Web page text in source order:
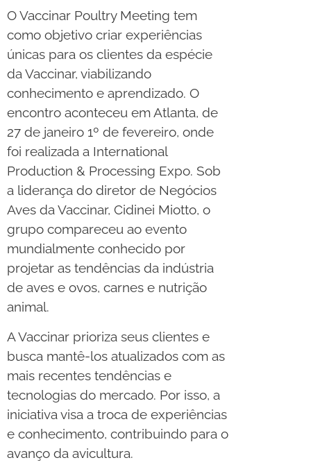
O Vaccinar Poultry Meeting tem
como objetivo criar experiências
únicas para os clientes da espécie
da Vaccinar, viabilizando
conhecimento e aprendizado. O
encontro aconteceu em Atlanta, de
27 de janeiro 1º de fevereiro, onde
foi realizada a International
Production & Processing Expo. Sob
a liderança do diretor de Negócios
Aves da Vaccinar, Cidinei Miotto, o
grupo compareceu ao evento
mundialmente conhecido por
projetar as tendências da indústria
de aves e ovos, carnes e nutrição
animal.
A Vaccinar prioriza seus clientes e
busca mantê-los atualizados com as
mais recentes tendências e
tecnologias do mercado. Por isso, a
iniciativa visa a troca de experiências
e conhecimento, contribuindo para o
avanço da avicultura.